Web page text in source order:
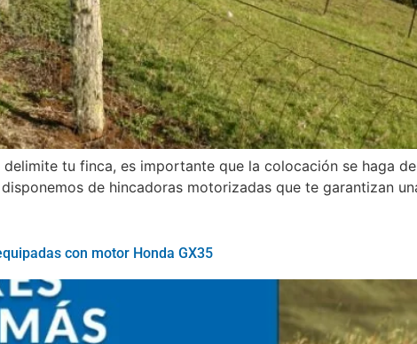
tu finca, es importante que la colocación se haga
de hincadoras motorizadas que te garantizan
con motor Honda GX35